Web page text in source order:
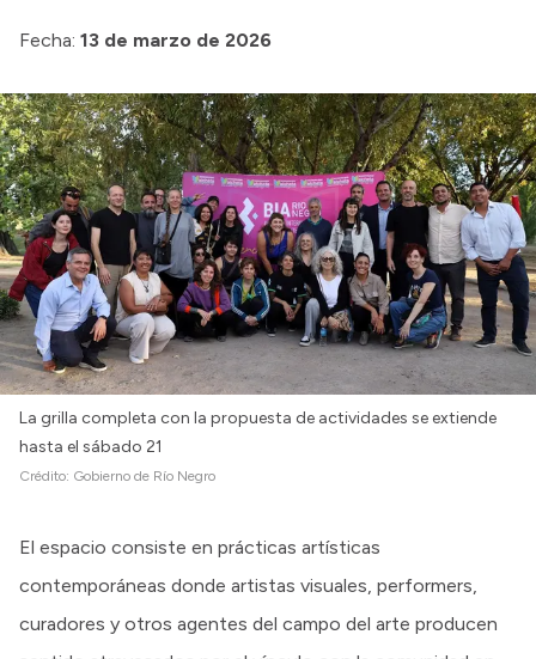
Fecha: 13 de marzo de 2026
La grilla completa con la propuesta de actividades se extiende
hasta el sábado 21
Crédito: Gobierno de Río Negro
El espacio consiste en prácticas artísticas
contemporáneas donde artistas visuales, performers,
curadores y otros agentes del campo del arte producen